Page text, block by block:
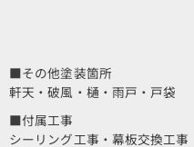
■その他塗装箇所
軒天・破風・樋・雨戸・戸袋
■付属工事
シーリング工事・幕板交換工事